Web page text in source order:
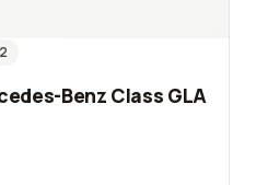
Benz Class GLA